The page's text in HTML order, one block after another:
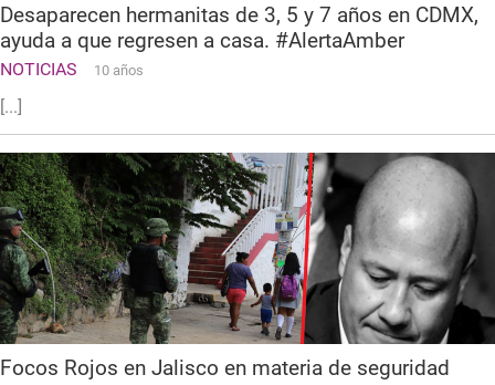
Desaparecen hermanitas de 3, 5 y 7 años en CDMX,
ayuda a que regresen a casa. #AlertaAmber
NOTICIAS 10 años
[...]
Focos Rojos en Jalisco en materia de seguridad